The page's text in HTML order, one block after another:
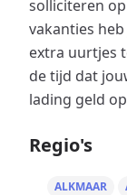
solliciteren
vakanties
extra uurtjes
de tijd dat
lading geld
Regio's
ALKMAAR